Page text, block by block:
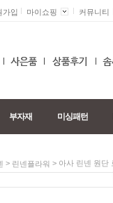
가입 마이쇼핑 커뮤니티
부자재 미싱패턴
> 린넨플라워 > 아사 린넨 원단